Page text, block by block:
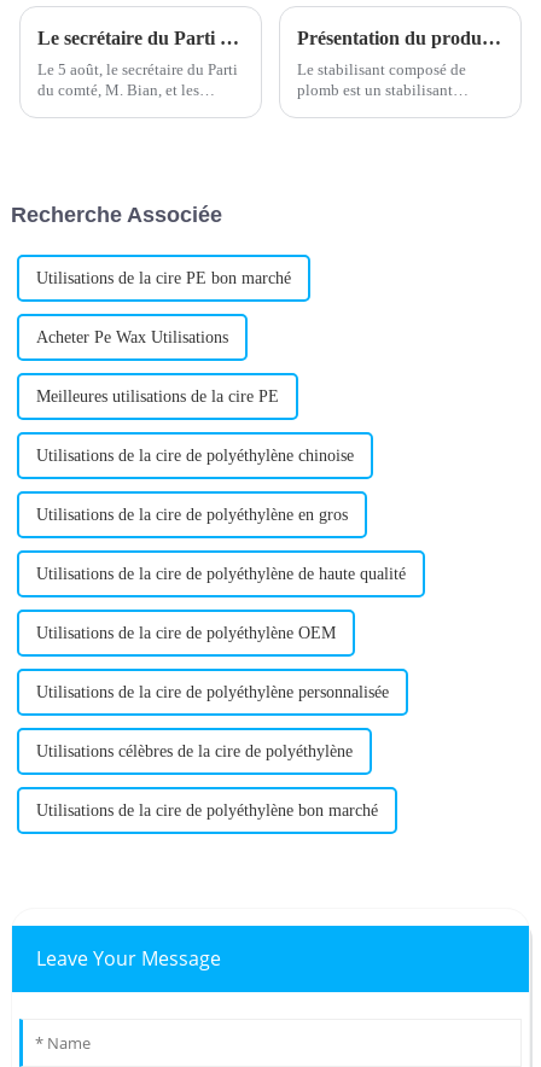
Le secrétaire du Parti du comté Bian et les dirigeants de la zone de développement inspectent notre entreprise le 5 août.
Le 5 août, le secrétaire du Parti
du comté, M. Bian, et les
Présentation du produit stabilisateur de plomb composé
Le stabilisant composé de
plomb est un stabilisant
Recherche Associée
Utilisations de la cire PE bon marché
Acheter Pe Wax Utilisations
Meilleures utilisations de la cire PE
Utilisations de la cire de polyéthylène chinoise
Utilisations de la cire de polyéthylène en gros
Utilisations de la cire de polyéthylène de haute qualité
Utilisations de la cire de polyéthylène OEM
Utilisations de la cire de polyéthylène personnalisée
Utilisations célèbres de la cire de polyéthylène
Utilisations de la cire de polyéthylène bon marché
Leave Your Message